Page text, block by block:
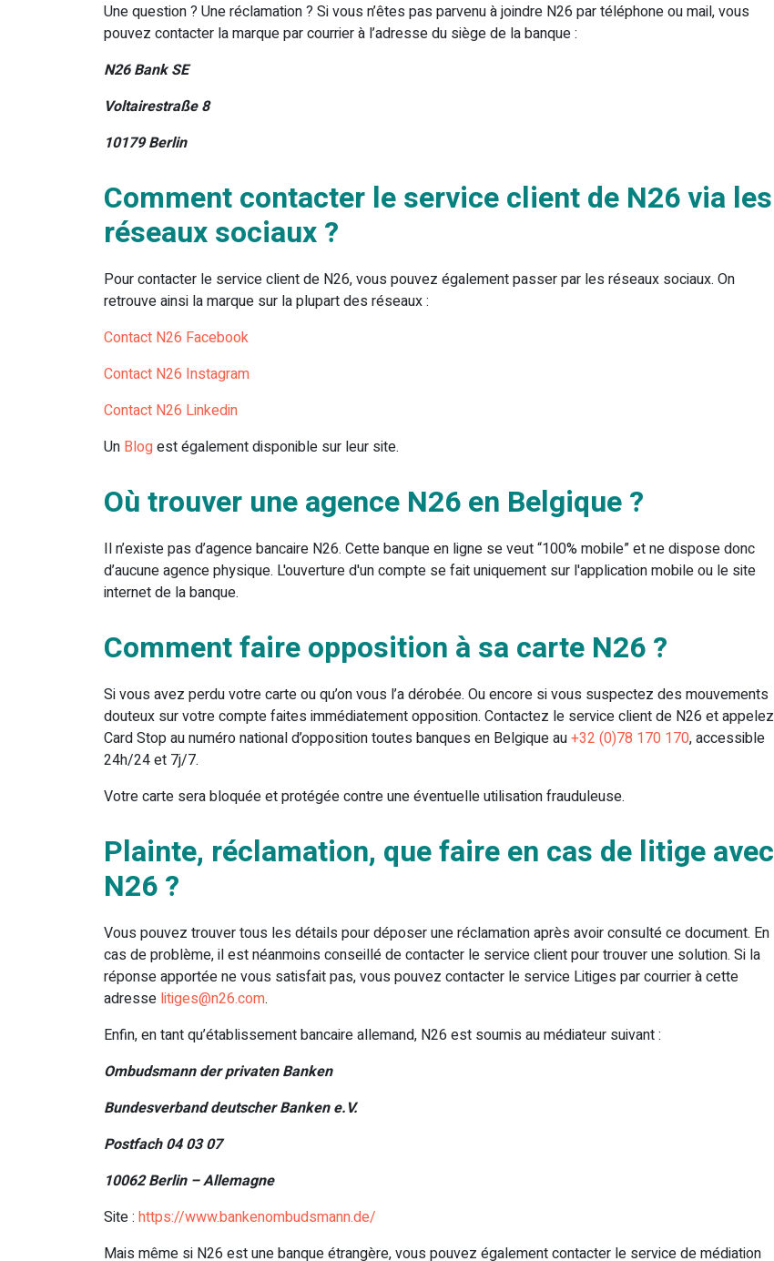
Une question ? Une réclamation ? Si vous n’êtes pas parvenu à joindre N26 par téléphone ou mail, vous
pouvez contacter la marque par courrier à l’adresse du siège de la banque :
N26 Bank SE
Voltairestraße 8
10179 Berlin
Comment contacter le service client de N26 via les
réseaux sociaux ?
Pour contacter le service client de N26, vous pouvez également passer par les réseaux sociaux. On
retrouve ainsi la marque sur la plupart des réseaux :
Contact N26 Facebook
Contact N26 Instagram
Contact N26 Linkedin
Un Blogest également disponible sur leur site.
Où trouver une agence N26 en Belgique ?
Il n’existe pas d’agence bancaire N26. Cette banque en ligne se veut “100% mobile” et ne dispose donc
d’aucune agence physique. L'ouverture d'un compte se fait uniquement sur l'application mobile ou le site
internet de la banque.
Comment faire opposition à sa carte N26 ?
Si vous avez perdu votre carte ou qu’on vous l’a dérobée. Ou encore si vous suspectez des mouvements
douteux sur votre compte faites immédiatement opposition. Contactez le service client de N26 et appelez
Card Stop au numéro national d’opposition toutes banques en Belgique au+32 (0)78 170 170, accessible
24h/24 et 7j/7.
Votre carte sera bloquée et protégée contre une éventuelle utilisation frauduleuse.
Plainte, réclamation, que faire en cas de litige avec
N26 ?
Vous pouvez trouver tous les détails pour déposer une réclamation après avoir consulté ce document. En
cas de problème, il est néanmoins conseillé de contacter le service client pour trouver une solution. Si la
réponse apportée ne vous satisfait pas, vous pouvez contacter le service Litiges par courrier à cette
adresse litiges@n26.com.
Enfin, en tant qu’établissement bancaire allemand, N26 est soumis au médiateur suivant :
Ombudsmann der privaten Banken
Bundesverband deutscher Banken e.V.
Postfach 04 03 07
10062 Berlin – Allemagne
Site : https://www.bankenombudsmann.de/
Mais même si N26 est une banque étrangère, vous pouvez également contacter le service de médiation